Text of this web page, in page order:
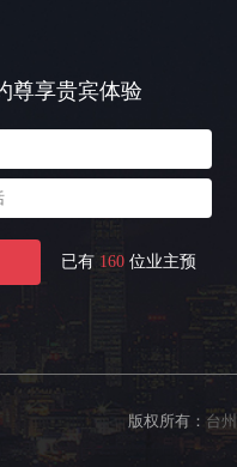
尊享贵宾体验
已有160 位业主预
版权所有： 台